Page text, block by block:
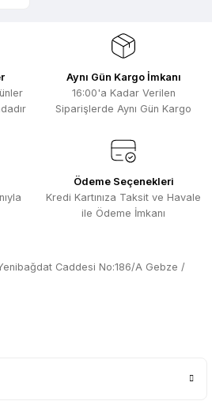
Aynı Gün Kargo İmkanı
16:00'a Kadar Verilen
Siparişlerde Aynı Gün Kargo
Ödeme Seçenekleri
Kredi Kartınıza Taksit ve Havale
ile Ödeme İmkanı
Caddesi No:186/A Gebze /